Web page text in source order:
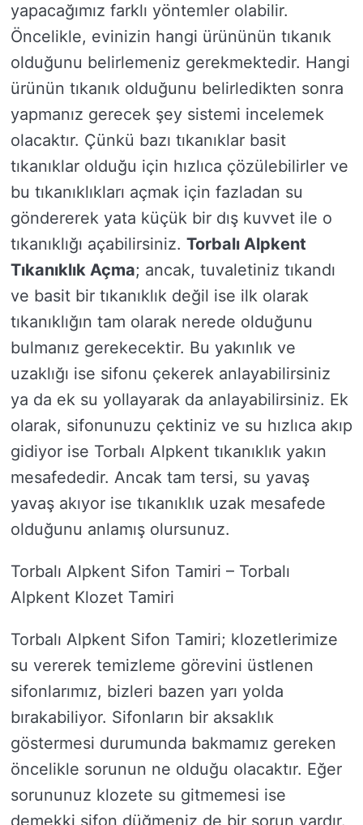
yapacağımız farklı yöntemler olabilir.
Öncelikle, evinizin hangi ürününün tıkanık
olduğunu belirlemeniz gerekmektedir. Hangi
ürünün tıkanık olduğunu belirledikten sonra
yapmanız gerecek şey sistemi incelemek
olacaktır. Çünkü bazı tıkanıklar basit
tıkanıklar olduğu için hızlıca çözülebilirler ve
bu tıkanıklıkları açmak için fazladan su
göndererek yata küçük bir dış kuvvet ile o
tıkanıklığı açabilirsiniz. Torbalı Alpkent
Tıkanıklık Açma; ancak, tuvaletiniz tıkandı
ve basit bir tıkanıklık değil ise ilk olarak
tıkanıklığın tam olarak nerede olduğunu
bulmanız gerekecektir. Bu yakınlık ve
uzaklığı ise sifonu çekerek anlayabilirsiniz
ya da ek su yollayarak da anlayabilirsiniz. Ek
olarak, sifonunuzu çektiniz ve su hızlıca akıp
gidiyor ise Torbalı Alpkent tıkanıklık yakın
mesafededir. Ancak tam tersi, su yavaş
yavaş akıyor ise tıkanıklık uzak mesafede
olduğunu anlamış olursunuz.
Torbalı Alpkent Sifon Tamiri – Torbalı
Alpkent Klozet Tamiri
Torbalı Alpkent Sifon Tamiri; klozetlerimize
su vererek temizleme görevini üstlenen
sifonlarımız, bizleri bazen yarı yolda
bırakabiliyor. Sifonların bir aksaklık
göstermesi durumunda bakmamız gereken
öncelikle sorunun ne olduğu olacaktır. Eğer
sorununuz klozete su gitmemesi ise
demekki sifon düğmeniz de bir sorun vardır.